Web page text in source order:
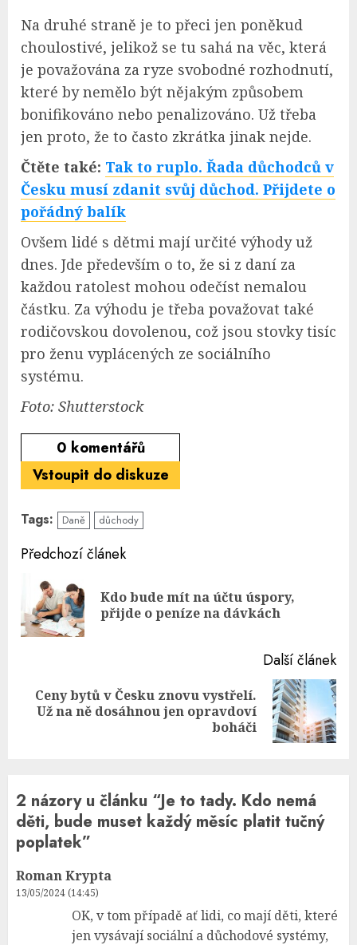
Na druhé straně je to přeci jen poněkud
choulostivé, jelikož se tu sahá na věc, která
je považována za ryze svobodné rozhodnutí,
které by nemělo být nějakým způsobem
bonifikováno nebo penalizováno. Už třeba
jen proto, že to často zkrátka jinak nejde.
Čtěte také: Tak to ruplo. Řada důchodců v
Česku musí zdanit svůj důchod. Přijdete o
pořádný balík
Ovšem lidé s dětmi mají určité výhody už
dnes. Jde především o to, že si z daní za
každou ratolest mohou odečíst nemalou
částku. Za výhodu je třeba považovat také
rodičovskou dovolenou, což jsou stovky tisíc
pro ženu vyplácených ze sociálního
systému.
Foto: Shutterstock
0 komentářů
Vstoupit do diskuze
Tags: Daně důchody
Continue
Reading
Předchozí článek
Kdo bude mít na účtu úspory,
přijde o peníze na dávkách
Další článek
Next
Ceny bytů v Česku znovu vystřelí.
Už na ně dosáhnou jen opravdoví
boháči
2 názory u článku “Je to tady. Kdo nemá
děti, bude muset každý měsíc platit tučný
poplatek”
Roman Krypta
13/05/2024 (14:45)
OK, v tom případě ať lidi, co mají děti, které
jen vysávají sociální a důchodové systémy,